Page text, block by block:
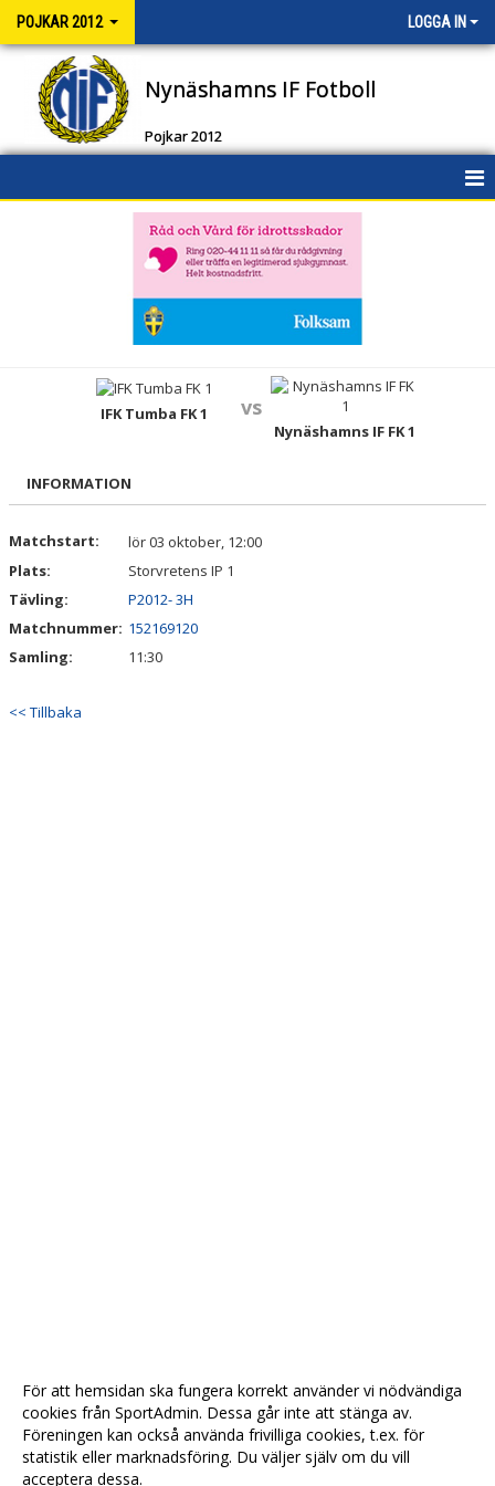
POJKAR 2012 LOGGA IN
Nynäshamns IF Fotboll
Pojkar 2012
DOKUMENT
IFK Tumba FK 1 vs
Nynäshamns IF FK 1
INFORMATION
Matchstart:
lör 03 oktober, 12:00
Plats:
Storvretens IP 1
Tävling:
P2012- 3H
Matchnummer: 152169120
Samling:
11:30
<< Tillbaka
För att hemsidan ska fungera korrekt använder vi nödvändiga
cookies från SportAdmin. Dessa går inte att stänga av.
Föreningen kan också använda frivilliga cookies, t.ex. för
statistik eller marknadsföring. Du väljer själv om du vill
acceptera dessa.